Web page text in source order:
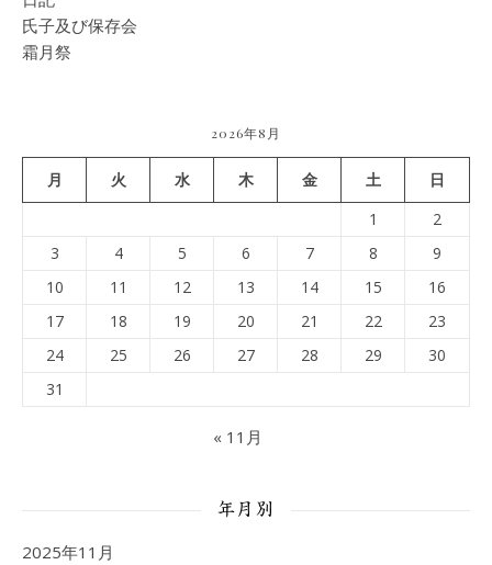
氏子及び保存会
霜月祭
2026年8月
月 火 水 木 金 土
日
1
2
3
4 5 6 7 8
9
10
11 12 13 14 15
16
17
18 19 20 21 22
23
24
25 26 27 28 29
30
31
« 11月
年月別
2025年11月